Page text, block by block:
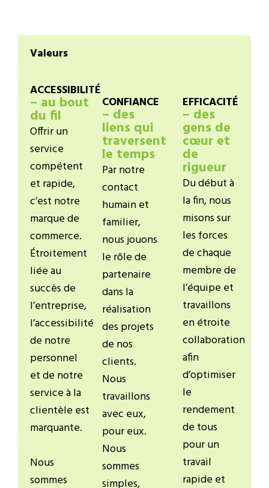
Valeurs
ACCESSIBILITÉ
– au bout
du fil
Offrir un
service
compétent
et rapide,
c’est notre
marque de
commerce.
Étroitement
liée au
succès de
l’entreprise,
l’accessibilité
de notre
personnel
et de notre
service à la
clientèle est
marquante.
Nous
sommes
CONFIANCE
– des
liens qui
traversent
le temps
Par notre
contact
humain et
familier,
nous jouons
le rôle de
partenaire
dans la
réalisation
des projets
de nos
clients.
Nous
travaillons
avec eux,
pour eux.
Nous
sommes
simples,
EFFICACITÉ
– des
gens de
cœur et
de
rigueur
Du début à
la fin, nous
misons sur
les forces
de chaque
membre de
l’équipe et
travaillons
en étroite
collaboration
afin
d’optimiser
le
rendement
de tous
pour un
travail
rapide et